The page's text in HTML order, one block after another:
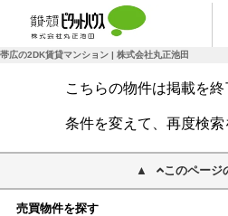
帯広の2DK賃貸マンション | 株式会社丸正池田
こちらの物件は掲載を終
条件を変えて、再度検索
このページ
売買物件を探す